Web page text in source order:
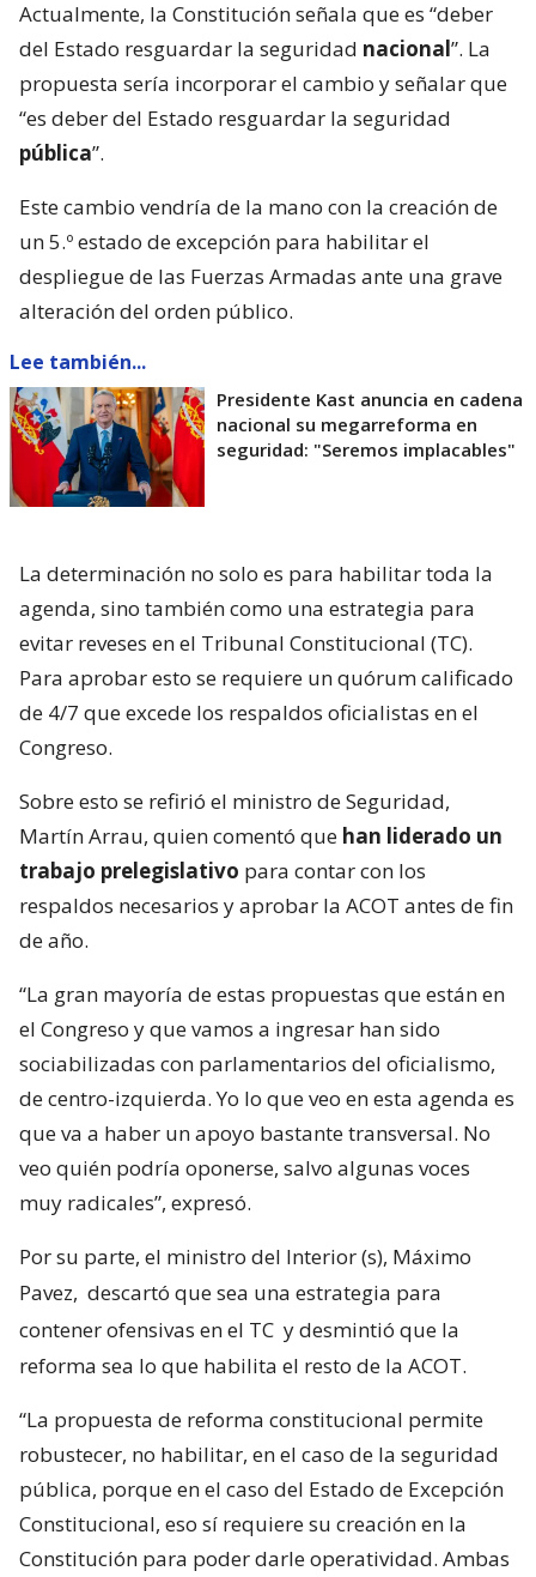
Actualmente, la Constitución señala que es “deber
del Estado resguardar la seguridad nacional”. La
propuesta sería incorporar el cambio y señalar que
“es deber del Estado resguardar la seguridad
pública”.
Este cambio vendría de la mano con la creación de
un 5.º estado de excepción para habilitar el
despliegue de las Fuerzas Armadas ante una grave
alteración del orden público.
Lee también...
Presidente Kast anuncia en cadena
nacional su megarreforma en
seguridad: "Seremos implacables"
La determinación no solo es para habilitar toda la
agenda, sino también como una estrategia para
evitar reveses en el Tribunal Constitucional (TC).
Para aprobar esto se requiere un quórum calificado
de 4/7 que excede los respaldos oficialistas en el
Congreso.
Sobre esto se refirió el ministro de Seguridad,
Martín Arrau, quien comentó que han liderado un
trabajo prelegislativo para contar con los
respaldos necesarios y aprobar la ACOT antes de fin
de año.
“La gran mayoría de estas propuestas que están en
el Congreso y que vamos a ingresar han sido
sociabilizadas con parlamentarios del oficialismo,
de centro-izquierda. Yo lo que veo en esta agenda es
que va a haber un apoyo bastante transversal. No
veo quién podría oponerse, salvo algunas voces
muy radicales”, expresó.
Por su parte, el ministro del Interior (s), Máximo
Pavez, descartó que sea una estrategia para
contener ofensivas en el TC y desmintió que la
reforma sea lo que habilita el resto de la ACOT.
“La propuesta de reforma constitucional permite
robustecer, no habilitar, en el caso de la seguridad
pública, porque en el caso del Estado de Excepción
Constitucional, eso sí requiere su creación en la
Constitución para poder darle operatividad. Ambas